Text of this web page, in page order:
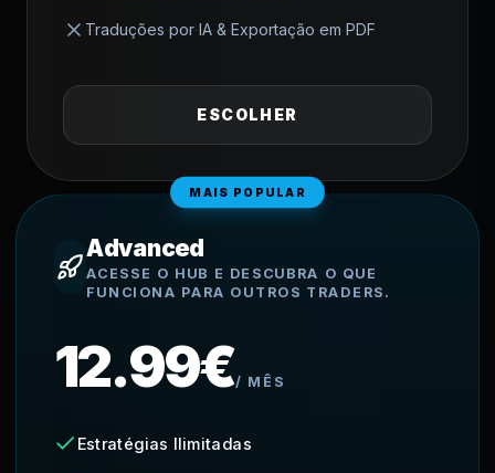
Traduções por IA & Exportação em PDF
ESCOLHER
MAIS POPULAR
Advanced
ACESSE O HUB E DESCUBRA O QUE
FUNCIONA PARA OUTROS TRADERS.
12.99€/ MÊS
Estratégias Ilimitadas